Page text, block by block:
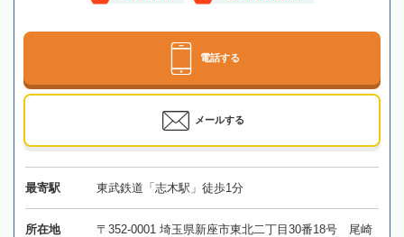
電話する
メールする
最寄駅 東武鉄道「志木駅」徒歩1分
所在地
〒352-0001 埼玉県新座市東北二丁目30番18号 尾崎